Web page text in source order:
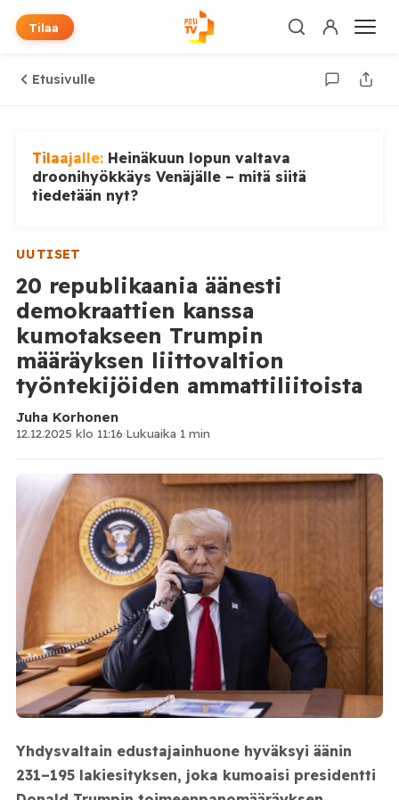
Tilaa
Etusivulle
Tilaajalle: Heinäkuun lopun valtava
droonihyökkäys Venäjälle – mitä siitä
tiedetään nyt?
UUTISET
20 republikaania äänesti
demokraattien kanssa
kumotakseen Trumpin
määräyksen liittovaltion
työntekijöiden ammattiliitoista
Juha Korhonen
12.12.2025 klo 11:16·Lukuaika 1 min
Yhdysvaltain edustajainhuone hyväksyi äänin
231–195 lakiesityksen, joka kumoaisi presidentti